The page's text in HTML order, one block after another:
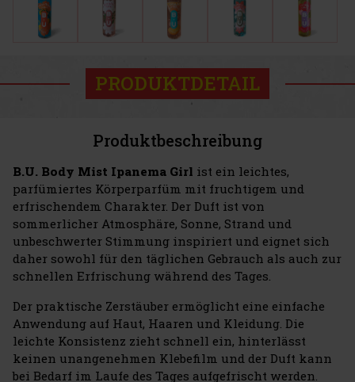
PRODUKTDETAIL
Produktbeschreibung
B.U. Body Mist Ipanema Girl ist ein leichtes,
parfümiertes Körperparfüm mit fruchtigem und
erfrischendem Charakter. Der Duft ist von
sommerlicher Atmosphäre, Sonne, Strand und
unbeschwerter Stimmung inspiriert und eignet sich
daher sowohl für den täglichen Gebrauch als auch zur
schnellen Erfrischung während des Tages.
Der praktische Zerstäuber ermöglicht eine einfache
Anwendung auf Haut, Haaren und Kleidung. Die
leichte Konsistenz zieht schnell ein, hinterlässt
keinen unangenehmen Klebefilm und der Duft kann
bei Bedarf im Laufe des Tages aufgefrischt werden.